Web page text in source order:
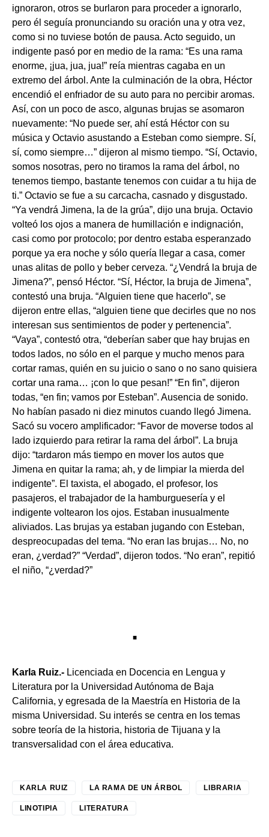
ignoraron, otros se burlaron para proceder a ignorarlo,
pero él seguía pronunciando su oración una y otra vez,
como si no tuviese botón de pausa. Acto seguido, un
indigente pasó por en medio de la rama: “Es una rama
enorme, ¡jua, jua, jua!” reía mientras cagaba en un
extremo del árbol. Ante la culminación de la obra, Héctor
encendió el enfriador de su auto para no percibir aromas.
Así, con un poco de asco, algunas brujas se asomaron
nuevamente: “No puede ser, ahí está Héctor con su
música y Octavio asustando a Esteban como siempre. Sí,
sí, como siempre…” dijeron al mismo tiempo. “Sí, Octavio,
somos nosotras, pero no tiramos la rama del árbol, no
tenemos tiempo, bastante tenemos con cuidar a tu hija de
ti.” Octavio se fue a su carcacha, casnado y disgustado.
“Ya vendrá Jimena, la de la grúa”, dijo una bruja. Octavio
volteó los ojos a manera de humillación e indignación,
casi como por protocolo; por dentro estaba esperanzado
porque ya era noche y sólo quería llegar a casa, comer
unas alitas de pollo y beber cerveza. “¿Vendrá la bruja de
Jimena?”, pensó Héctor. “Sí, Héctor, la bruja de Jimena”,
contestó una bruja. “Alguien tiene que hacerlo”, se
dijeron entre ellas, “alguien tiene que decirles que no nos
interesan sus sentimientos de poder y pertenencia”.
“Vaya”, contestó otra, “deberían saber que hay brujas en
todos lados, no sólo en el parque y mucho menos para
cortar ramas, quién en su juicio o sano o no sano quisiera
cortar una rama… ¡con lo que pesan!” “En fin”, dijeron
todas, “en fin; vamos por Esteban”. Ausencia de sonido.
No habían pasado ni diez minutos cuando llegó Jimena.
Sacó su vocero amplificador: “Favor de moverse todos al
lado izquierdo para retirar la rama del árbol”. La bruja
dijo: “tardaron más tiempo en mover los autos que
Jimena en quitar la rama; ah, y de limpiar la mierda del
indigente”. El taxista, el abogado, el profesor, los
pasajeros, el trabajador de la hamburguesería y el
indigente voltearon los ojos. Estaban inusualmente
aliviados. Las brujas ya estaban jugando con Esteban,
despreocupadas del tema. “No eran las brujas… No, no
eran, ¿verdad?” “Verdad”, dijeron todos. “No eran”, repitió
el niño, “¿verdad?”
.
Karla Ruiz.- Licenciada en Docencia en Lengua y
Literatura por la Universidad Autónoma de Baja
California, y egresada de la Maestría en Historia de la
misma Universidad. Su interés se centra en los temas
sobre teoría de la historia, historia de Tijuana y la
transversalidad con el área educativa.
KARLA RUIZ LA RAMA DE UN ÁRBOL LIBRARIA
LINOTIPIA LITERATURA